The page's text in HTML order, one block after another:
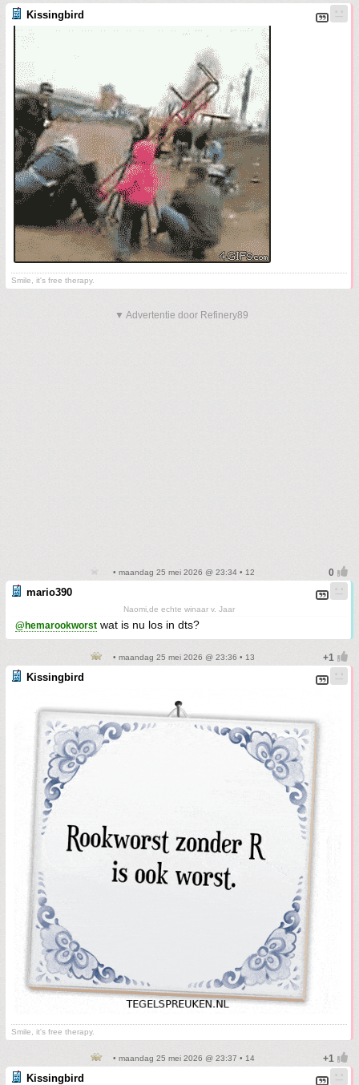
Kissingbird
Smile, it's free therapy.
▼ Advertentie door Refinery89
• maandag 25 mei 2026 @ 23:34 • 12
mario390
Naomi,de echte winaar v. Jaar
@hemarookworst wat is nu los in dts?
• maandag 25 mei 2026 @ 23:36 • 13
Kissingbird
Smile, it's free therapy.
• maandag 25 mei 2026 @ 23:37 • 14
Kissingbird